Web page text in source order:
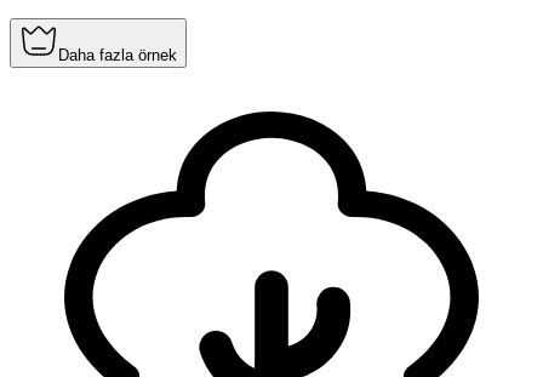
Daha fazla örnek